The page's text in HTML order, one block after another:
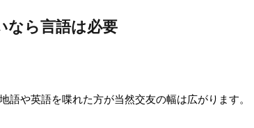
なら言語は必要
語や英語を喋れた方が当然交友の幅は広がります。